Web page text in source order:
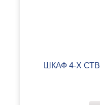
ШКАФ 4-Х